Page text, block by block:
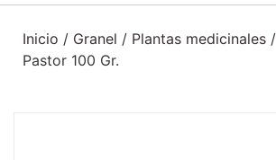
Inicio / Granel / Plantas medicinales
Pastor 100 Gr.